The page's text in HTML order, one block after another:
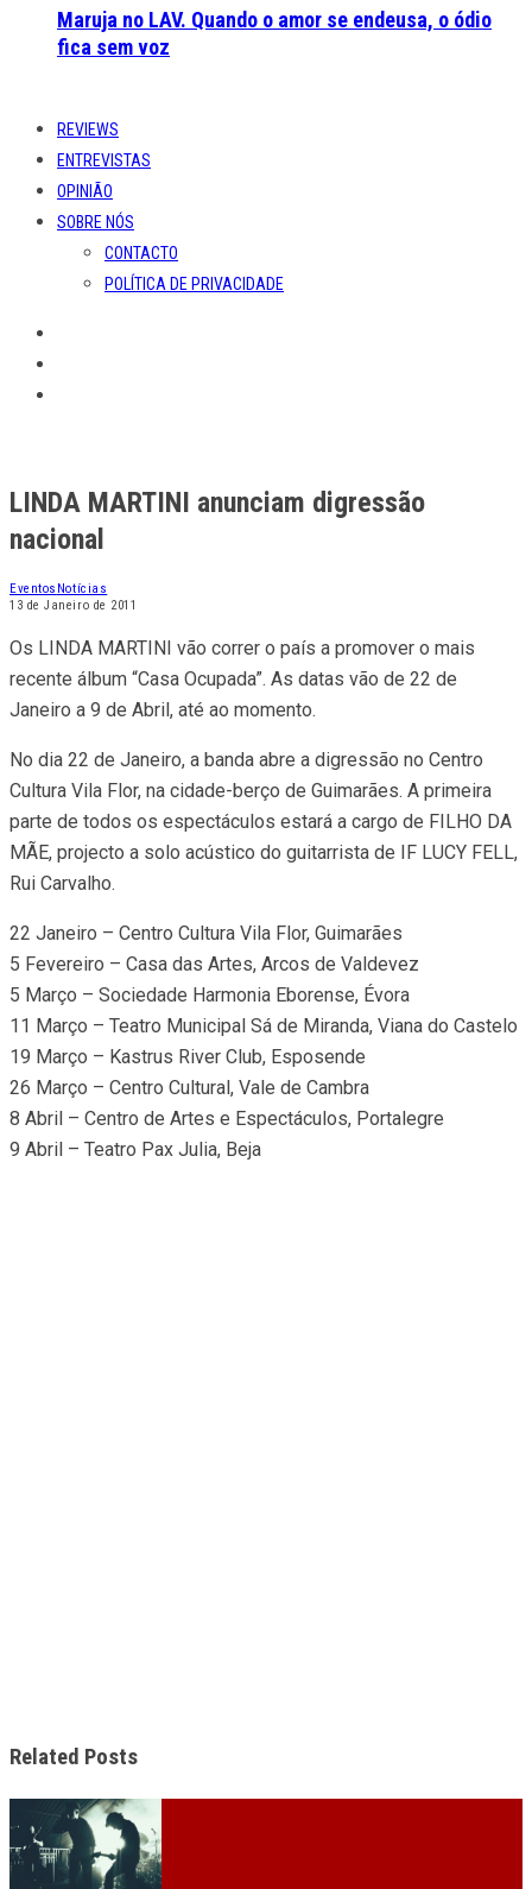
Maruja no LAV. Quando o amor se endeusa, o ódio
fica sem voz
REVIEWS
ENTREVISTAS
OPINIÃO
SOBRE NÓS
CONTACTO
POLÍTICA DE PRIVACIDADE
LINDA MARTINI anunciam digressão
nacional
Eventos Notícias
13 de Janeiro de 2011
Os LINDA MARTINI vão correr o país a promover o mais
recente álbum “Casa Ocupada”. As datas vão de 22 de
Janeiro a 9 de Abril, até ao momento.
No dia 22 de Janeiro, a banda abre a digressão no Centro
Cultura Vila Flor, na cidade-berço de Guimarães. A primeira
parte de todos os espectáculos estará a cargo de FILHO DA
MÃE, projecto a solo acústico do guitarrista de IF LUCY FELL,
Rui Carvalho.
22 Janeiro – Centro Cultura Vila Flor, Guimarães
5 Fevereiro – Casa das Artes, Arcos de Valdevez
5 Março – Sociedade Harmonia Eborense, Évora
11 Março – Teatro Municipal Sá de Miranda, Viana do Castelo
19 Março – Kastrus River Club, Esposende
26 Março – Centro Cultural, Vale de Cambra
8 Abril – Centro de Artes e Espectáculos, Portalegre
9 Abril – Teatro Pax Julia, Beja
Related Posts